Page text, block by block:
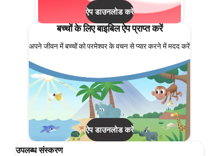
ऐप डाउनलोड करें
बच्चों के लिए बाइबिल ऐप प्राप्त करें
अपने जीवन में बच्चों को परमेश्वर के वचन से प्यार करने में मदद करें
ऐप डाउनलोड करें
उपलब्ध संस्करण